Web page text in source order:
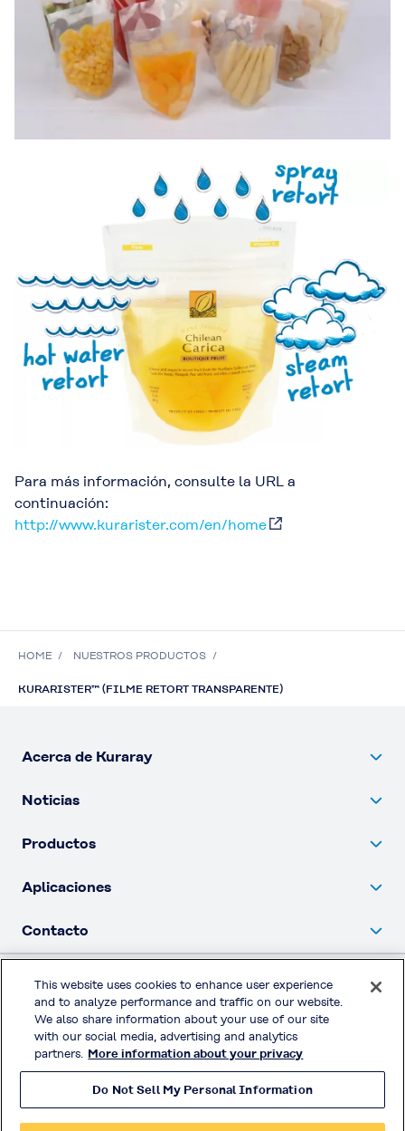
Para más información, consulte la URL a
continuación:
http://www.kurarister.com/en/home
HOME NUESTROS PRODUCTOS
KURARISTER™ (FILME RETORT TRANSPARENTE)
Acerca de Kuraray
Noticias
Productos
Aplicaciones
Contacto
Política de privacidad
Redes sociales
© KURARAY CO., LTD. TODOS LOS DERECHOS RESERVADOS.
This website uses cookies to enhance user experience
and to analyze performance and traffic on our website.
We also share information about your use of our site
with our social media, advertising and analytics
partners. More information about your privacy
Do Not Sell My Personal Information